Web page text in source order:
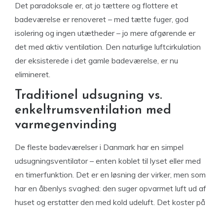
Det paradoksale er, at jo tættere og flottere et
badeværelse er renoveret – med tætte fuger, god
isolering og ingen utætheder – jo mere afgørende er
det med aktiv ventilation. Den naturlige luftcirkulation
der eksisterede i det gamle badeværelse, er nu
elimineret.
Traditionel udsugning vs.
enkeltrumsventilation med
varmegenvinding
De fleste badeværelser i Danmark har en simpel
udsugningsventilator – enten koblet til lyset eller med
en timerfunktion. Det er en løsning der virker, men som
har en åbenlys svaghed: den suger opvarmet luft ud af
huset og erstatter den med kold udeluft. Det koster på